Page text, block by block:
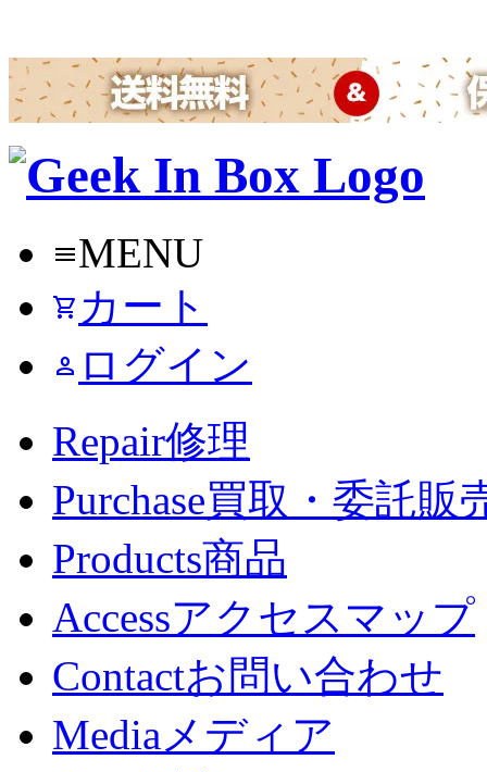
menuMENU
shopping_cart カート
person ログイン
Repair修理
Purchase買取・委託販
Products商品
Accessアクセスマップ
Contactお問い合わせ
Mediaメディア